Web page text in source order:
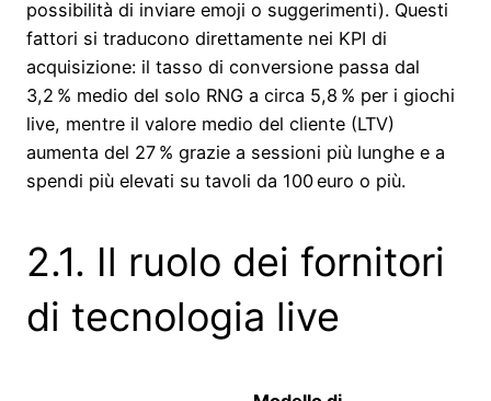
possibilità di inviare emoji o suggerimenti). Questi
fattori si traducono direttamente nei KPI di
acquisizione: il tasso di conversione passa dal
3,2 % medio del solo RNG a circa 5,8 % per i giochi
live, mentre il valore medio del cliente (LTV)
aumenta del 27 % grazie a sessioni più lunghe e a
spendi più elevati su tavoli da 100 euro o più.
2.1. Il ruolo dei fornitori
di tecnologia live